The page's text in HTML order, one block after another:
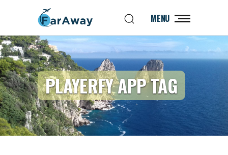
MENU
PLAYERFY APP TAG